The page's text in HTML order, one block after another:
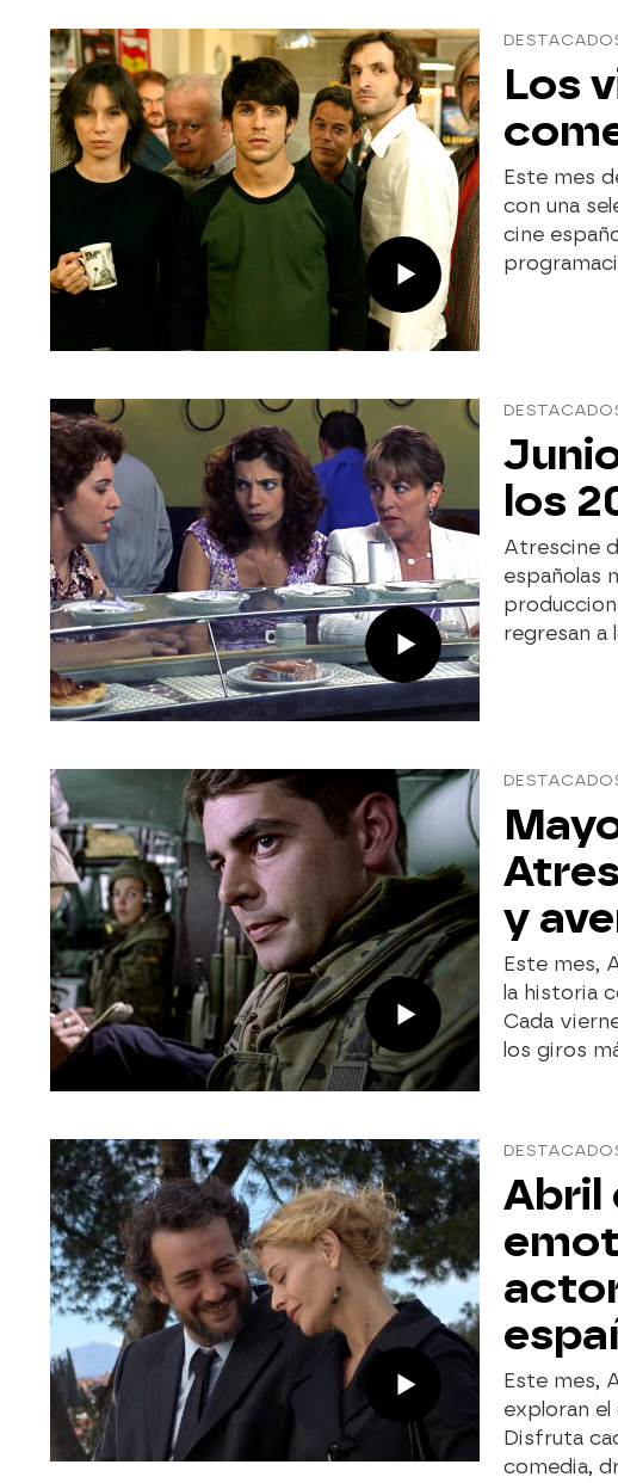
Los
Este mes
con una
cine
los
Atrescine
españolas
regresan a
y
Este mes,
la historia
Cada
los giros
Abril
Este mes,
exploran el
Disfruta
comedia,